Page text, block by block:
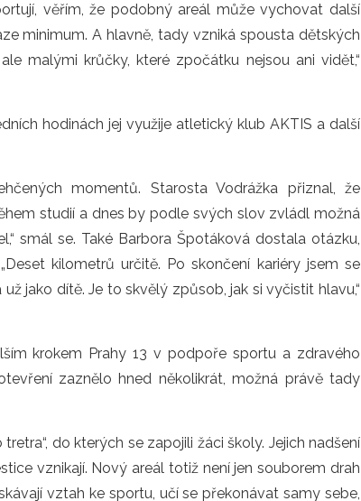
věřím, že podobný areál může vychovat další
minimum. A hlavně, tady vzniká spousta dětských
malými krůčky, které zpočátku nejsou ani vidět,“
hodinách jej využije atletický klub AKTIS a další
momentů. Starosta Vodrážka přiznal, že
studií a dnes by podle svých slov zvládl možná
smál se. Také Barbora Špotáková dostala otázku,
kilometrů určitě. Po skončení kariéry jsem se
jako dítě. Je to skvělý způsob, jak si vyčistit hlavu,“
krokem Prahy 13 v podpoře sportu a zdravého
zaznělo hned několikrát, možná právě tady
do kterých se zapojili žáci školy. Jejich nadšení
vznikají. Nový areál totiž není jen souborem drah
vztah ke sportu, učí se překonávat samy sebe,